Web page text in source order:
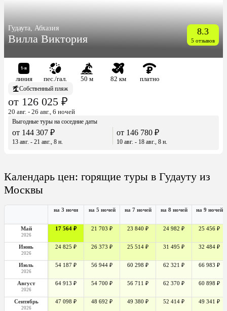
Гудаута, Абхазия
Вилла Виктория
8.3
5 отзывов
линия пес./гал. 50 м 82 км
платно
Собственный пляж
от 126 025 ₽
20 авг. - 26 авг., 6 ночей
Выгодные туры на соседние даты
от 144 307 ₽
13 авг. - 21 авг., 8 н.
от 146 780 ₽
10 авг. - 18 авг., 8 н.
Календарь цен: горящие туры в Гудауту из
Москвы
на 3 ночи на 5 ночей на 7 ночей на 8 ночей на 9 ночей
Май
2026
17 564 ₽ 21 703 ₽ 23 840 ₽ 24 982 ₽ 25 456 ₽
Июнь
2026
24 825 ₽ 26 373 ₽ 25 514 ₽ 31 495 ₽ 32 484 ₽
Июль
2026
54 187 ₽ 56 944 ₽ 60 298 ₽ 62 321 ₽ 66 983 ₽
Август
2026
64 913 ₽ 54 700 ₽ 56 711 ₽ 62 370 ₽ 60 898 ₽
Сентябрь
2026
47 098 ₽ 48 692 ₽ 49 380 ₽ 52 414 ₽ 49 341 ₽